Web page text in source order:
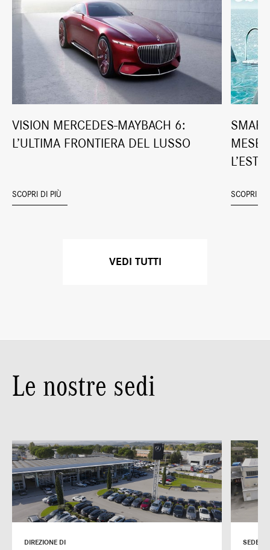
VISION MERCEDES-MAYBACH 6:
L’ULTIMA FRONTIERA DEL LUSSO
SCOPRI DI PIÙ
MESE,
SCOPRI DI
VEDI TUTTI
Le nostre sedi
DIREZIONE DI SEDE DI